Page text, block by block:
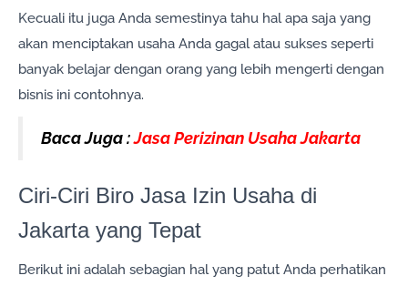
Kecuali itu juga Anda semestinya tahu hal apa saja yang
akan menciptakan usaha Anda gagal atau sukses seperti
banyak belajar dengan orang yang lebih mengerti dengan
bisnis ini contohnya.
Baca Juga :Jasa Perizinan Usaha Jakarta
Ciri-Ciri Biro Jasa Izin Usaha di
Jakarta yang Tepat
Berikut ini adalah sebagian hal yang patut Anda perhatikan